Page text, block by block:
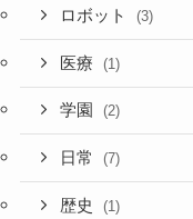
ロボット (3)
医療 (1)
学園 (2)
日常 (7)
歴史 (1)